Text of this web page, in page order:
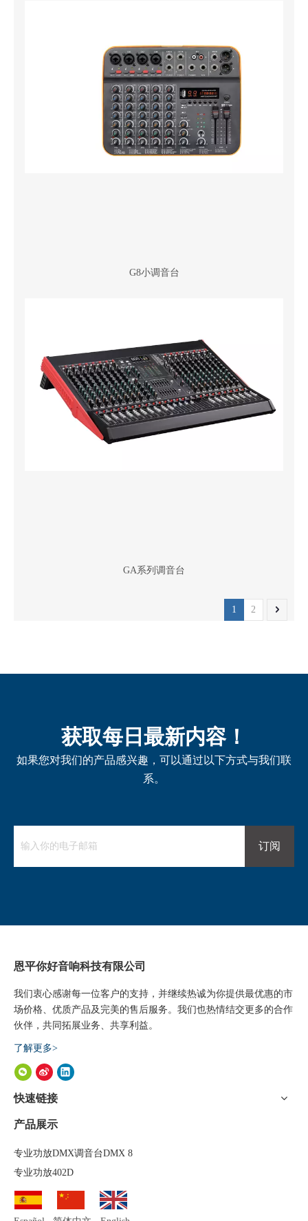
G8小调音台
GA系列调音台
1 2
获取每日最新内容！
如果您对我们的产品感兴趣，可以通过以下方式与我们联
系。
订阅
恩平你好音响科技有限公司
我们衷心感谢每一位客户的支持，并继续热诚为你提供最优惠的市
场价格、优质产品及完美的售后服务。我们也热情结交更多的合作
伙伴，共同拓展业务、共享利益。
了解更多>
快速链接
产品展示
专业功放DMX调音台DMX 8
专业功放402D